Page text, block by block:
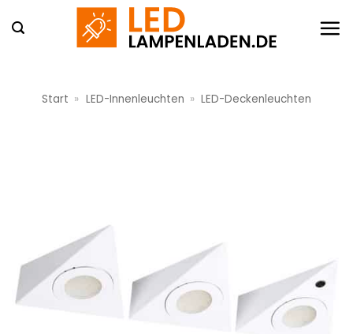
Inhalt
Start » LED-Innenleuchten » LED-Deckenleuchten